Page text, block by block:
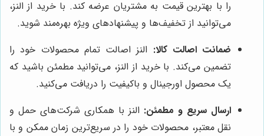
را با بهترین قیمت به مشتریان عرضه کند. با خرید از النز،
می‌توانید از تخفیف‌ها و پیشنهادهای ویژه بهره‌مند شوید.
ضمانت اصالت کالا: النز اصالت تمام محصولات خود را
تضمین می‌کند. با خرید از النز، می‌توانید مطمئن باشید که
یک محصول اورجینال و باکیفیت را دریافت می‌کنید.
ارسال سریع و مطمئن: النز با همکاری شرکت‌های حمل و
نقل معتبر، محصولات خود را در سریع‌ترین زمان ممکن و با